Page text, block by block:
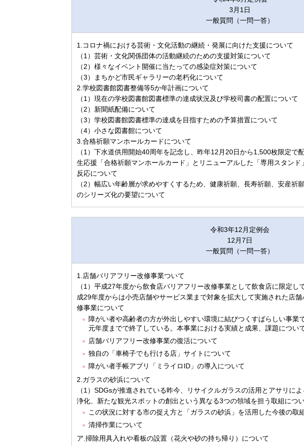
3月1日
一般質問（一問一答）
1.コロナ禍における芸術・文化活動の継続・発展に向けた支援について
（1）芸術・文化関係団体の活動継続のための支援対策について
（2）様々なイベント開催に当たっての感染症対策について
（3）まちかど市民ギャラリーの老朽化について
2.学校図書館図書整備等5か年計画について
（1）現在の学校図書館図書標準の達成状況及び学校司書の配置について
（2）新聞紙配備について
（3）学校図書館図書標準の達成を目指すための予算措置について
（4）小さな図書館について
3.合格祈願マンホールカードについて
（1）下水道供用開始40周年を記念し、昨年12月20日から1,500枚限定で
生応援「合格祈願マンホールカード」とリニューアルした「専用スタンド
反応について
（2）幅広い年齢層が求めやすくするため、健康祈願、長寿祈願、安産祈
のシリーズ化の要望について
令和3年12月定例会
12月7日
一般質問（一問一答）
1.店舗バリアフリー改修事業ついて
（1）平成27年度から飲食店バリアフリー改修事業として飲食店に限定し
成29年度からは小売店舗やサービス業まで対象を拡大して実施された店
修事業について
障がい者や高齢者の方が外出しやすい環境に結びつくすばらしい事業
元年度までで終了している。本事業における実績と成果、課題につい
店舗バリアフリー改修事業の復活について
独自の「車椅子でも行ける店」サイトについて
障がい者手帳アプリ「ミライロID」の導入について
2.ガラスの砂浜について
（1）SDGsが推進されている昨今、リサイクルガラスの活用とアサリに
浄化、新たな観光スポットの創出という異なる3つの領域を担う取組につ
この状況に対する市の捉え方と「ガラスの砂浜」を活用した今後の取
清掃作業について
ア.掃除用具入れや看板の設置（花火や砂の持ち帰り）について